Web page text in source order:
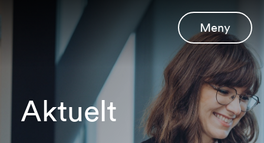
Meny
Aktuelt